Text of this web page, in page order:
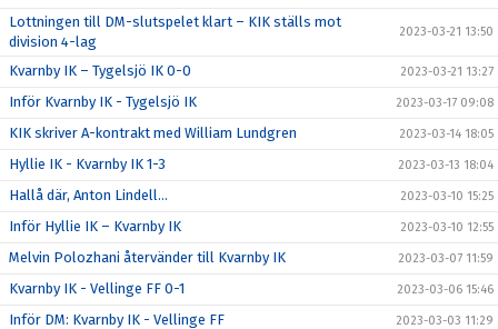
Lottningen till DM-slutspelet klart – KIK ställs mot
division 4-lag
2023-03-21 13:50
Kvarnby IK – Tygelsjö IK 0-0 2023-03-21 13:27
Inför Kvarnby IK - Tygelsjö IK 2023-03-17 09:08
KIK skriver A-kontrakt med William Lundgren 2023-03-14 18:05
Hyllie IK - Kvarnby IK 1-3 2023-03-13 18:04
Hallå där, Anton Lindell… 2023-03-10 15:25
Inför Hyllie IK – Kvarnby IK 2023-03-10 12:55
Melvin Polozhani återvänder till Kvarnby IK 2023-03-07 11:59
Kvarnby IK - Vellinge FF 0-1 2023-03-06 15:46
Inför DM: Kvarnby IK - Vellinge FF 2023-03-03 11:29